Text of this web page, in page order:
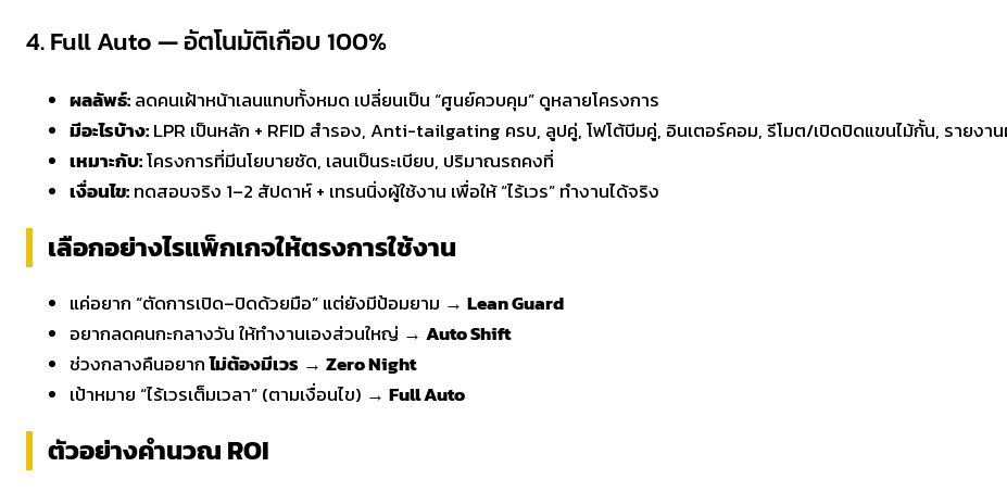
4. Full Auto — อัตโนมัติเกือบ 100%
ผลลัพธ์:ลดคนเฝ้าหน้าเลนแทบทั้งหมด เปลี่ยนเป็น “ศูนย์ควบคุม” ดูหลายโครงการ
มีอะไรบ้าง:LPR เป็นหลัก + RFID สำรอง, Anti-tailgating ครบ, ลูปคู่, โฟโต้บีมคู่, อินเตอร์คอม, รีโมต/เปิดปิดแขนไม้กั้น, รายงาน
เหมาะกับ:โครงการที่มีนโยบายชัด, เลนเป็นระเบียบ, ปริมาณรถคงที่
เงื่อนไข:ทดสอบจริง 1–2 สัปดาห์ + เทรนนิ่งผู้ใช้งาน เพื่อให้ “ไร้เวร” ทำงานได้จริง
เลือกอย่างไรแพ็กเกจให้ตรงการใช้งาน
แค่อยาก “ตัดการเปิด–ปิดด้วยมือ” แต่ยังมีป้อมยาม → Lean Guard
อยากลดคนกะกลางวัน ให้ทำงานเองส่วนใหญ่ → Auto Shift
ช่วงกลางคืนอยากไม่ต้องมีเวร → Zero Night
เป้าหมาย “ไร้เวรเต็มเวลา” (ตามเงื่อนไข) → Full Auto
ตัวอย่างคำนวณ ROI